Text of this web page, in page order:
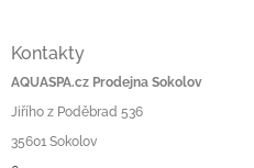
Kontakty
AQUASPA.cz Prodejna Sokolov
Jiřího z Poděbrad 536
35601 Sokolov